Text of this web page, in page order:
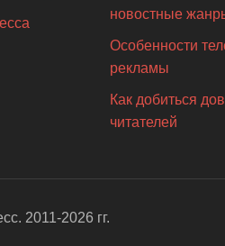
новостные
Особенности
рекламы
Как добиться
читателей
. 2011-2026 гг.